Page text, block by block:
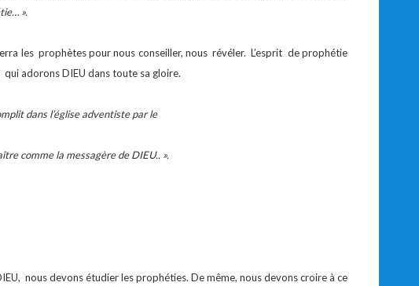
».
les prophètes pour nous conseiller, nous révéler. L’esprit de prophétie
adorons DIEU dans toute sa gloire.
dans l’église adventiste par le
comme la messagère de DIEU.. ».
devons étudier les prophéties. De même, nous devons croire à ce